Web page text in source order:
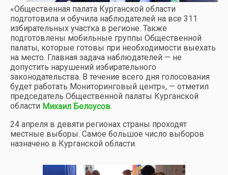
«Общественная палата Курганской области
подготовила и обучила наблюдателей на все 311
избирательных участка в регионе. Также
подготовлены мобильные группы Общественной
палаты, которые готовы при необходимости выехать
на место. Главная задача наблюдателей — не
допустить нарушений избирательного
законодательства. В течение всего дня голосования
будет работать Мониторинговый центр», — отметил
председатель Общественной палаты Курганской
области Михаил Белоусов.
24 апреля в девяти регионах страны проходят
местные выборы. Самое большое число выборов
назначено в Курганской области.